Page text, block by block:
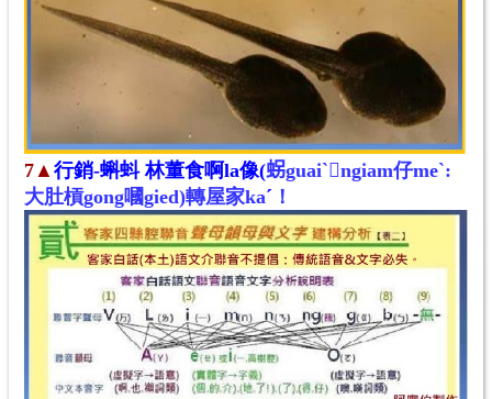
7▲ 行銷-蝌蚪林董食啊la像(𧊅guaiˋ𬠖ngiam仔meˋ:
大肚槓gong嘓gied)轉屋家kaˊ ！